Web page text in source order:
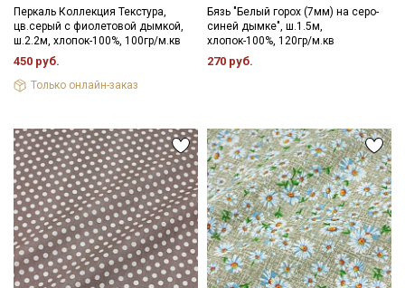
Перкаль Коллекция Текстура,
цв.серый с фиолетовой дымкой,
ш.2.2м, хлопок-100%, 100гр/м.кв
450 руб.
Только онлайн-заказ
Бязь "Белый горох (7мм) на серо-
синей дымке", ш.1.5м,
хлопок-100%, 120гр/м.кв
270 руб.